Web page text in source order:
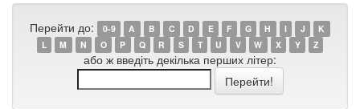
Перейти до: 0-9 A B C D E F G H I J
K
L
M N O P Q R S T U V W X Y Z
або ж введіть декілька перших літер: